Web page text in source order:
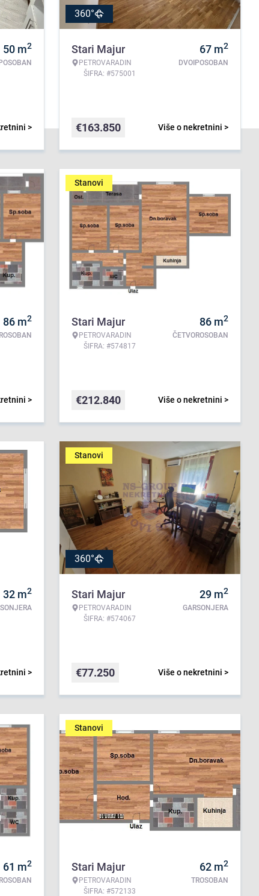
50 m2
>
360°
Stari Majur
PETROVARADIN
ŠIFRA: #575001
67 m2
DVOIPOSOBAN
Više o nekretnini >
€163.850
86 m2
>
Stanovi
Stari Majur
PETROVARADIN
ŠIFRA: #574817
86 m2
ČETVOROSOBAN
Više o nekretnini >
€212.840
32 m2
>
Stanovi
360°
Stari Majur
PETROVARADIN
ŠIFRA: #574067
29 m2
GARSONJERA
Više o nekretnini >
€77.250
61 m2
Stanovi
Stari Majur
PETROVARADIN
ŠIFRA: #572133
62 m2
TROSOBAN